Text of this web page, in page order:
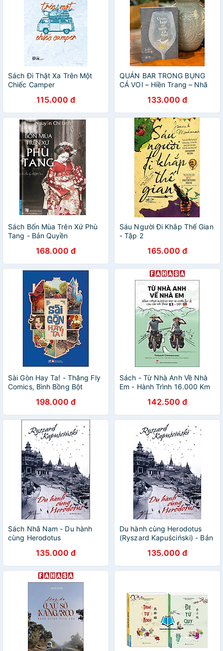
Sách Đi Thật Xa Trên Một
Chiếc Camper
115.000 đ
QUÁN BAR TRONG BỤNG
CÁ VOI – Hiền Trang – Nhã
133.000 đ
Sách Bốn Mùa Trên Xứ Phù
Tang - Bản Quyền
168.000 đ
Sáu Người Đi Khắp Thế Gian
- Tập 2
165.000 đ
Sài Gòn Hay Ta! - Thăng Fly
Comics, Bình Bồng Bột
198.000 đ
Sách - Từ Nhà Anh Về Nhà
Em - Hành Trình 16.000 Km
Cặp Đôi Pháp-Việt
142.500 đ
Sách Nhã Nam - Du hành
cùng Herodotus
135.000 đ
Du hành cùng Herodotus
(Ryszard Kapuściński) - Bản
135.000 đ